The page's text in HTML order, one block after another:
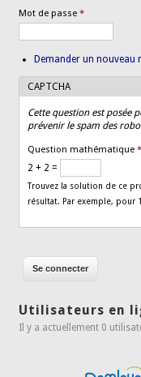
Mot de passe*
Demander un nouveau
CAPTCHA
Cette question est posée
prévenir le spam des
Question mathématique*
2 + 2 =
Trouvez la solution de ce
résultat. Par exemple, pour
Utilisateurs en
Il y a actuellement 0